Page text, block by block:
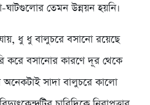
ঘাটগুলোর তেমন উন্নয়ন হয়নি।
ধু ধু বালুচরে বসানো রয়েছে
করে বসানোর কারণে দূর থেকে
সাদা বালুচরে কালো